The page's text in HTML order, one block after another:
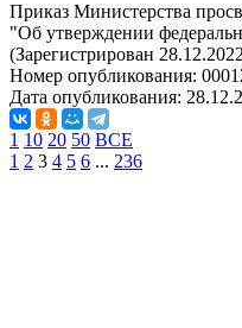
Приказ Министерства
"Об утверждении
(Зарегистрирован
Номер опубликования:
Дата опубликования:
1 10 20 50 ВСЕ
1 2 3 4 5 6 ... 236